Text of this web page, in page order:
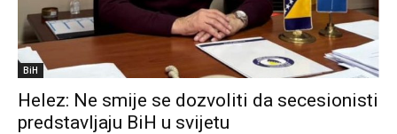
BiH
Helez: Ne smije se dozvoliti da secesionisti
predstavljaju BiH u svijetu